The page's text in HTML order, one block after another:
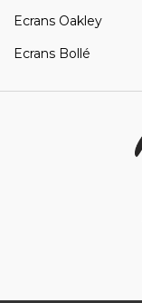
Ecrans Oakley
Ecrans Bollé